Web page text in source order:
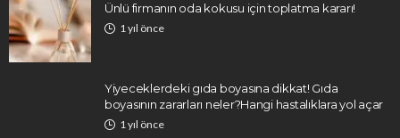
Ünlü firmanın oda kokusu için toplatma kararı!
1 yıl önce
Yiyeceklerdeki gıda boyasına dikkat! Gıda
boyasının zararları neler?Hangi hastalıklara yol açar
1 yıl önce